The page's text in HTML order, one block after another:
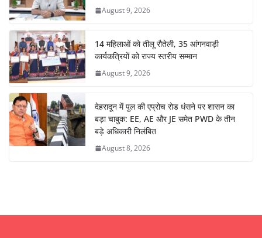
August 9, 2026
14 महिलाओं को तीलू रौतेली, 35 आंगनवाड़ी
कार्यकत्रियों को राज्य स्तरीय सम्मान
August 9, 2026
देहरादून में पुल की एप्रोच रोड धंसने पर शासन का
बड़ा चाबुक: EE, AE और JE समेत PWD के तीन
बड़े अधिकारी निलंबित
August 8, 2026